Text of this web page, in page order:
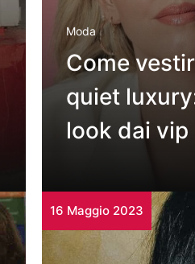
Moda
Come
quiet
look dai vip
16 Maggio 2023